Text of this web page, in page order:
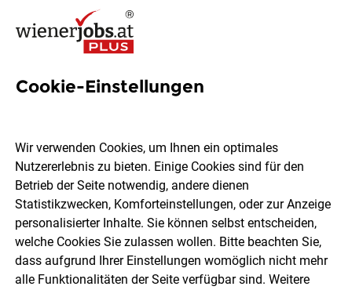
Haustechniker (m/w/d)
START UP Verein zur Unterstützung hilfsbedürftiger
Menschen
Wien Vollzeit 01.08.2026
Cookie-Einstellungen
Wir verwenden Cookies, um Ihnen ein optimales
Nutzererlebnis zu bieten. Einige Cookies sind für den
Betrieb der Seite notwendig, andere dienen
Statistikzwecken, Komforteinstellungen, oder zur Anzeige
personalisierter Inhalte. Sie können selbst entscheiden,
welche Cookies Sie zulassen wollen. Bitte beachten Sie,
dass aufgrund Ihrer Einstellungen womöglich nicht mehr
alle Funktionalitäten der Seite verfügbar sind. Weitere